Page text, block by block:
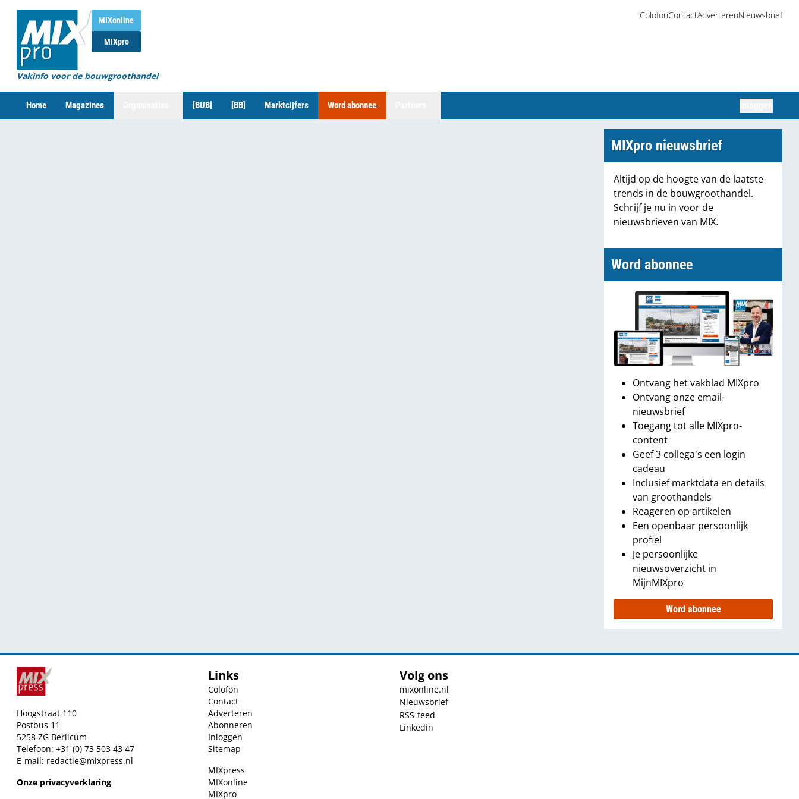
MIXonline
MIXpro
Vakinfo voor de bouwgroothandel
ColofonContactAdverterenNieuwsbrief
Home Magazines [BUB] [BB] Marktcijfers Word abonnee
MIXpro nieuwsbrief
Altijd op de hoogte van de laatste
trends in de bouwgroothandel.
Schrijf je nu in voor de
nieuwsbrieven van MIX.
Word abonnee
Ontvang het vakblad MIXpro
Ontvang onze email-
nieuwsbrief
Toegang tot alle MIXpro-
content
Geef 3 collega's een login
cadeau
Inclusief marktdata en details
van groothandels
Reageren op artikelen
Een openbaar persoonlijk
profiel
Je persoonlijke
nieuwsoverzicht in
MijnMIXpro
Word abonnee
Hoogstraat 110
Postbus 11
5258 ZG Berlicum
Telefoon: +31 (0) 73 503 43 47
E-mail: redactie@mixpress.nl
Onze privacyverklaring
Links
Colofon
Contact
Adverteren
Abonneren
Inloggen
Sitemap
MIXpress
MIXonline
MIXpro
Volg ons
mixonline.nl
Nieuwsbrief
RSS-feed
Linkedin